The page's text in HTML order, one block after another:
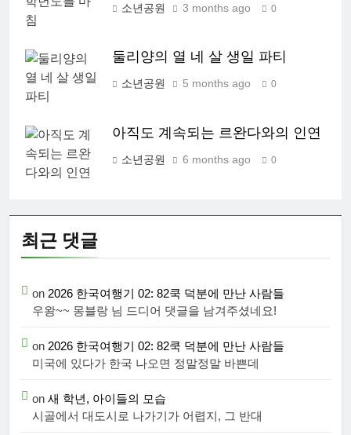
소년공원 3 months ago 0
둘리양의 열 네 살 생일 파티
소년공원 5 months ago 0
아직도 계속되는 르완다와의 인연
소년공원 6 months ago 0
최근 댓글
on 2026 한국여행기 02: 82쿡 덕분에 만난 사람들
우왕~~ 몽블랑 님 드디어 댓글을 남겨주셨네요!
on 2026 한국여행기 02: 82쿡 덕분에 만난 사람들
미국에 있다가 한국 나오면 정말정말 바쁜데
on 새 학년, 아이들의 모습
시골에서 대도시로 나가기가 어렵지, 그 반대